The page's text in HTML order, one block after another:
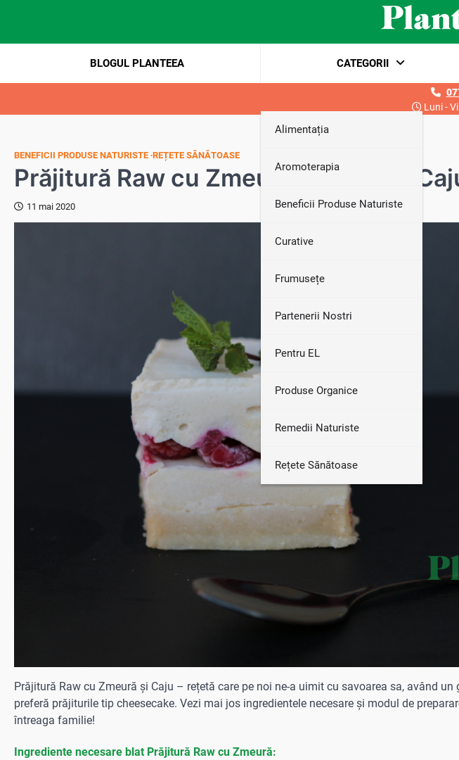
content
BLOGUL PLANTEEA CATEGORII
Alimentația
Aromoterapia
Beneficii Produse Naturiste
Curative
Frumusețe
Partenerii Nostri
Pentru EL
Produse Organice
Remedii Naturiste
Rețete Sănătoase
Luni -
BENEFICII PRODUSE NATURISTE REȚETE SĂNĂTOASE
Prăjitură Raw cu Zmeură, cremă de
11 mai 2020
Prăjitură Raw cu Zmeură și Caju – rețetă care pe noi ne-a uimit cu savoarea sa, având
preferă prăjiturile tip cheesecake. Vezi mai jos ingredientele necesare și modul de
întreaga familie!
Ingrediente necesare blat Prăjitură Raw cu Zmeură: